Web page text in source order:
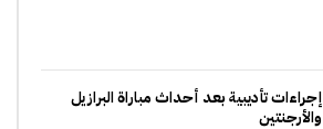
إجراءات تأديبية بعد أحداث مباراة البرازيل
والأرجنتين